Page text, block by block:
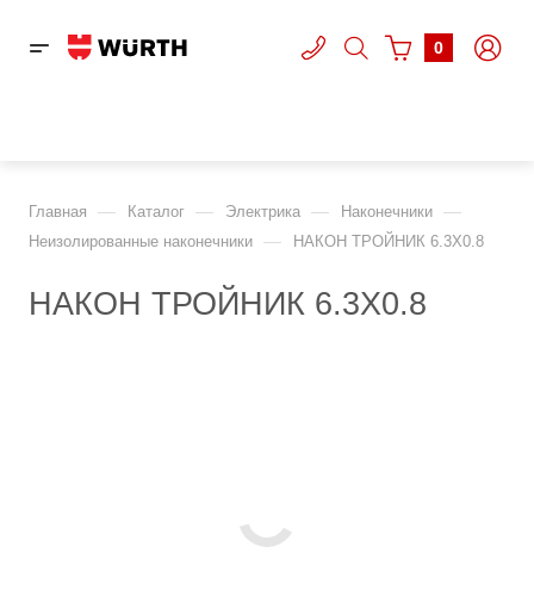
0
Главная — Каталог — Электрика — Наконечники —
Неизолированные наконечники — НАКОН ТРОЙНИК 6.3Х0.8
НАКОН ТРОЙНИК 6.3Х0.8